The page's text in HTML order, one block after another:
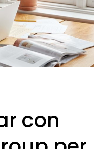
con